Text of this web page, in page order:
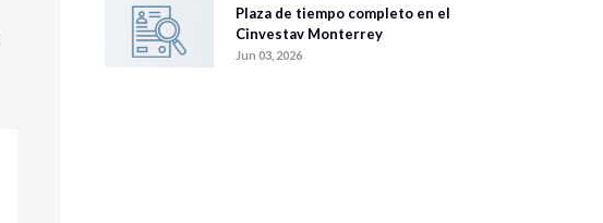
Plaza de tiempo completo en el
Cinvestav Monterrey
Jun 03, 2026